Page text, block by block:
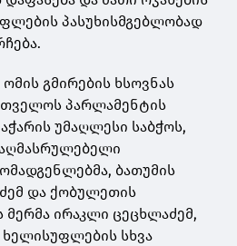
პასუხისმგებლობად
გმირების ხსოვნას
პარლამენტის
უმაღლესი საბჭოს,
ბათუმის
და ქობულეთის
მერმა ირაკლი ცეცხლაძემ,
სხვა